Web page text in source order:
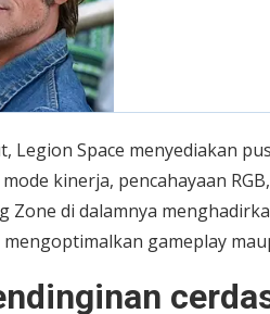
Legion Space menyediakan
kinerja, pencahayaan
di dalamnya
gameplay